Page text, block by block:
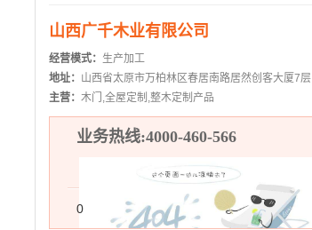
山西广千木业有限公司
经营模式： 生产加工
地址： 山西省太原市万柏林区春居南路居然创客大厦7层
主营：木门,全屋定制,整木定制产品
业务热线:4000-460-566
0